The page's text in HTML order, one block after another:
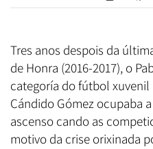
Tres anos despois da
de Honra (2016-2017), o
categoría do fútbol
Cándido Gómez ocupaba
ascenso cando as
motivo da crise orixinada